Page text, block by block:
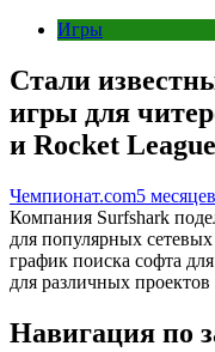
Игры
Стали
игры для
и Rocket League
Чемпионат.com5
Компания Surfshark
для популярных
график поиска софта
для различных
Навигация по